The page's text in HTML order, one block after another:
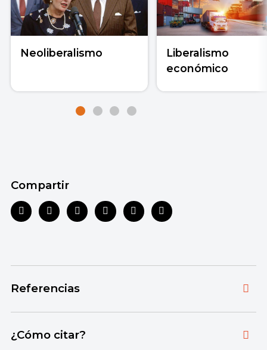
Neoliberalismo
Liberalismo
económico
Compartir
Referencias
Toda la información que ofrecemos está
¿Cómo citar?